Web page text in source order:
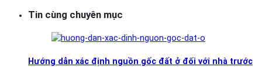
Tin cùng chuyên mục
Hướng dẫn xác định nguồn gốc đất ở đối với nhà trước